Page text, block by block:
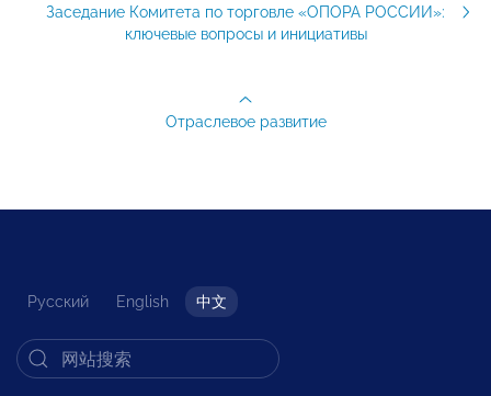
Заседание Комитета по торговле «ОПОРА РОССИИ»:
ключевые вопросы и инициативы
Отраслевое развитие
Русский English 中文